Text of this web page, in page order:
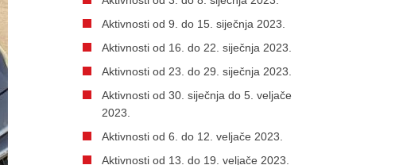
Aktivnosti od 9. do 15. siječnja 2023.
Aktivnosti od 16. do 22. siječnja 2023.
Aktivnosti od 23. do 29. siječnja 2023.
Aktivnosti od 30. siječnja do 5. veljače
2023.
Aktivnosti od 6. do 12. veljače 2023.
Aktivnosti od 13. do 19. veljače 2023.